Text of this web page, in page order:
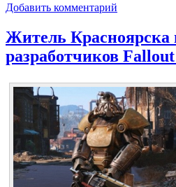
Добавить комментарий
Житель Красноярска
разработчиков